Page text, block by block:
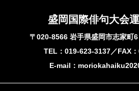
盛岡国際俳句大会
〒020-8566 岩手県盛岡市志家町
TEL： 019-623-3137／FAX
E-mail：